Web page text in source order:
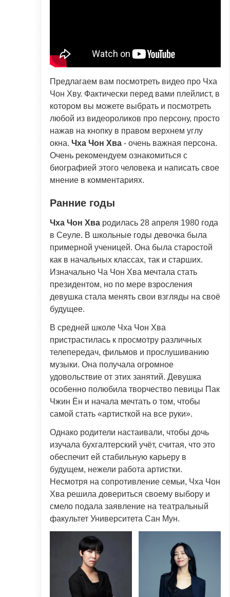
Предлагаем вам посмотреть видео про Чха
Чон Хву. Фактически перед вами плейлист, в
котором вы можете выбрать и посмотреть
любой из видеороликов про персону, просто
нажав на кнопку в правом верхнем углу
окна. Чха Чон Хва - очень важная персона.
Очень рекомендуем ознакомиться с
биографией этого человека и написать свое
мнение в комментариях.
Ранние годы
Чха Чон Хва родилась 28 апреля 1980 года
в Сеуле. В школьные годы девочка была
примерной ученицей. Она была старостой
как в начальных классах, так и старших.
Изначально Ча Чон Хва мечтала стать
президентом, но по мере взросления
девушка стала менять свои взгляды на своё
будущее.
В средней школе Чха Чон Хва
пристрастилась к просмотру различных
телепередач, фильмов и прослушиванию
музыки. Она получала огромное
удовольствие от этих занятий. Девушка
особенно полюбила творчество певицы Пак
Чжин Ён и начала мечтать о том, чтобы
самой стать «артисткой на все руки».
Однако родители настаивали, чтобы дочь
изучала бухгалтерский учёт, считая, что это
обеспечит ей стабильную карьеру в
будущем, нежели работа артистки.
Несмотря на сопротивление семьи, Чха Чон
Хва решила довериться своему выбору и
смело подала заявление на театральный
факультет Университета Сан Мун.